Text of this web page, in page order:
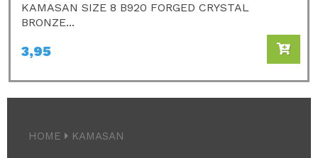
KAMASAN SIZE 8 B920 FORGED CRYSTAL
BRONZE...
3,95
HOME KAMASAN